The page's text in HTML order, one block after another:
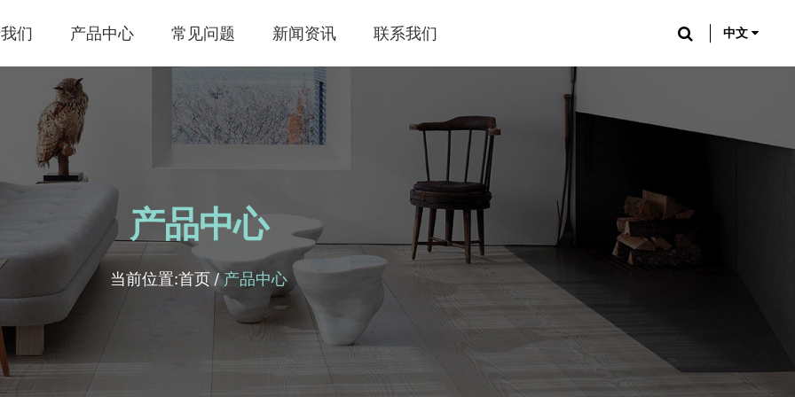
们 产品中心 常见问题 新闻资讯 联系我们 中文
产品中心
当前位置:首页 /产品中心